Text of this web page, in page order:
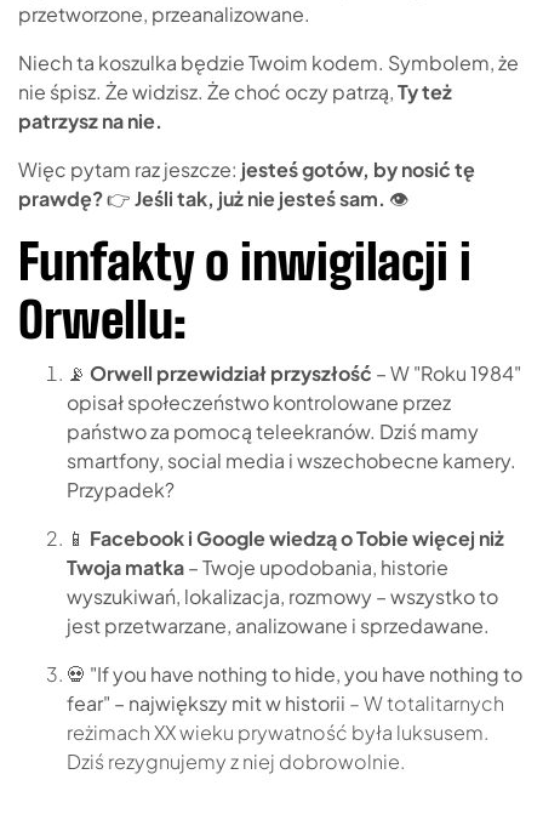
przetworzone, przeanalizowane.
Niech ta koszulka będzie Twoim kodem. Symbolem, że
nie śpisz. Że widzisz. Że choć oczy patrzą,Ty też
patrzysz na nie.
Więc pytam raz jeszcze: jesteś gotów, by nosić tę
prawdę?👉Jeśli tak, już nie jesteś sam. 👁
Funfakty o inwigilacji i
Orwellu:
📡 Orwell przewidział przyszłość – W "Roku 1984"
opisał społeczeństwo kontrolowane przez
państwo za pomocą teleekranów. Dziś mamy
smartfony, social media i wszechobecne kamery.
Przypadek?
📱 Facebook i Google wiedzą o Tobie więcej niż
Twoja matka– Twoje upodobania, historie
wyszukiwań, lokalizacja, rozmowy – wszystko to
jest przetwarzane, analizowane i sprzedawane.
💀 "If you have nothing to hide, you have nothing to
fear" – największy mit w historii – W totalitarnych
reżimach XX wieku prywatność była luksusem.
Dziś rezygnujemy z niej dobrowolnie.